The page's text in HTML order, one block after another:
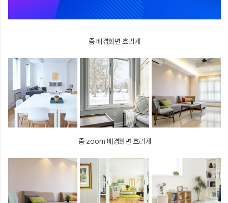
줌 배경화면 흐리게
줌 zoom 배경화면 흐리게